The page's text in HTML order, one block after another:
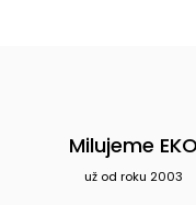
Milujeme EKO
už od roku 2003